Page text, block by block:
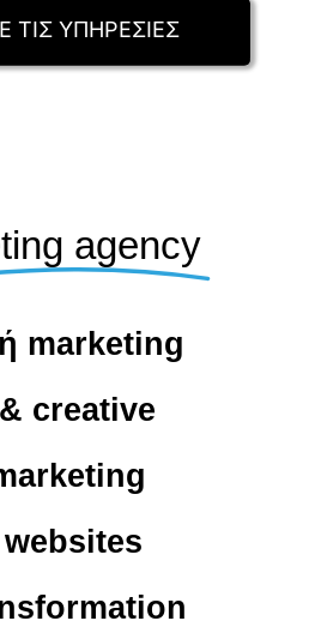
ΤΙΣ ΥΠΗΡΕΣΙΕΣ
agency
marketing
creative